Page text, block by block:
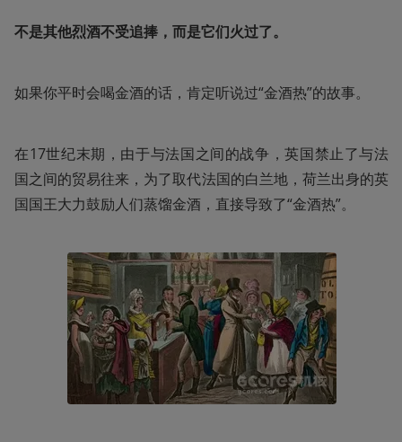
不是其他烈酒不受追捧，而是它们火过了。
如果你平时会喝金酒的话，肯定听说过“金酒热”的故事。
在17世纪末期，由于与法国之间的战争，英国禁止了与法
国之间的贸易往来，为了取代法国的白兰地，荷兰出身的英
国国王大力鼓励人们蒸馏金酒，直接导致了“金酒热”。